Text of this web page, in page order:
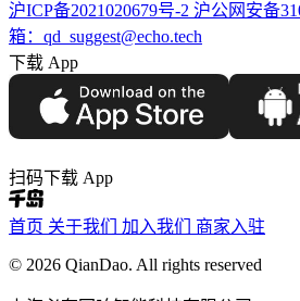
沪ICP备2021020679号-2 沪公网安备
箱：qd_suggest@echo.tech
下载 App
扫码下载 App
首页 关于我们 加入我们 商家入驻
© 2026 QianDao. All rights reserved